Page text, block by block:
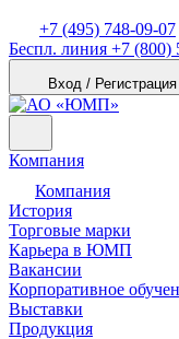
+7 (495) 748-09-07
Беспл. линия +7 (800)
Вход / Регистрация
Компания
Компания
История
Торговые марки
Карьера в ЮМП
Вакансии
Корпоративное
Выставки
Продукция